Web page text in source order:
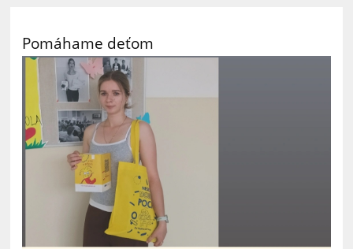
podujatia
školy
Pomáhame deťom